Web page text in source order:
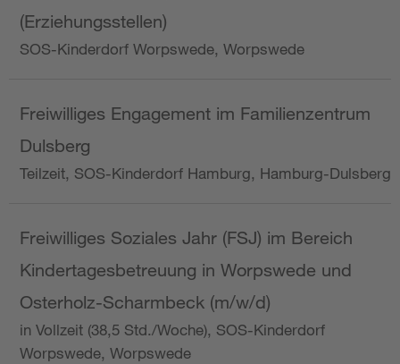
(Erziehungsstellen)
SOS-Kinderdorf Worpswede, Worpswede
Freiwilliges Engagement im Familienzentrum
Dulsberg
Teilzeit, SOS-Kinderdorf Hamburg, Hamburg-Dulsberg
Freiwilliges Soziales Jahr (FSJ) im Bereich
Kindertagesbetreuung in Worpswede und
Osterholz-Scharmbeck (m/w/d)
in Vollzeit (38,5 Std./Woche), SOS-Kinderdorf
Worpswede, Worpswede